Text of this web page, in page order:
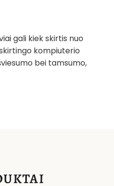
gali kiek skirtis nuo
kompiuterio
bei tamsumo,